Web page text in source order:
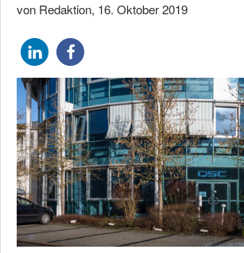
von Redaktion, 16. Oktober 2019